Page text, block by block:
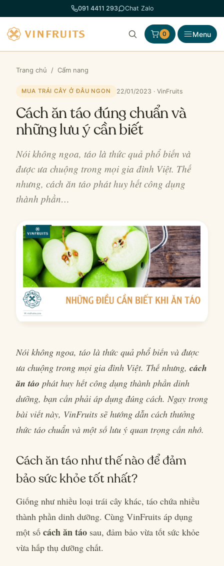
đến
phần
nội
dung
091 4411 293 Chat Zalo
0 Menu
Trang chủ / Cẩm nang
MUA TRÁI CÂY Ở ĐÂU NGON 22/01/2023 · VinFruits
Cách ăn táo đúng chuẩn và
những lưu ý cần biết
Nói không ngoa, táo là thức quả phổ biến và
được ưa chuộng trong mọi gia đình Việt. Thế
nhưng, cách ăn táo phát huy hết công dụng
thành phần…
Nói không ngoa, táo là thức quả phổ biến và được
ưa chuộng trong mọi gia đình Việt. Thế nhưng, cách
ăn táo phát huy hết công dụng thành phần dinh
dưỡng, bạn cần phải áp dụng đúng cách. Ngay trong
bài viết này, VinFruits sẽ hướng dẫn cách thưởng
thức táo chuẩn và một số lưu ý quan trọng cần nhớ.
Cách ăn táo như thế nào để đảm
bảo sức khỏe tốt nhất?
Giống như nhiều loại trái cây khác, táo chứa nhiều
thành phần dinh dưỡng. Cùng VinFruits áp dụng
một số cách ăn táo sau, đảm bảo vừa tốt sức khỏe
vừa hấp thụ dưỡng chất.